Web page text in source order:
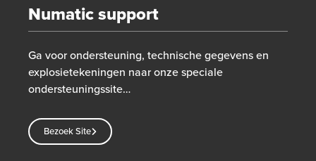
Numatic support
Ga voor ondersteuning, technische gegevens en
explosietekeningen naar onze speciale
ondersteuningssite…
Bezoek Site